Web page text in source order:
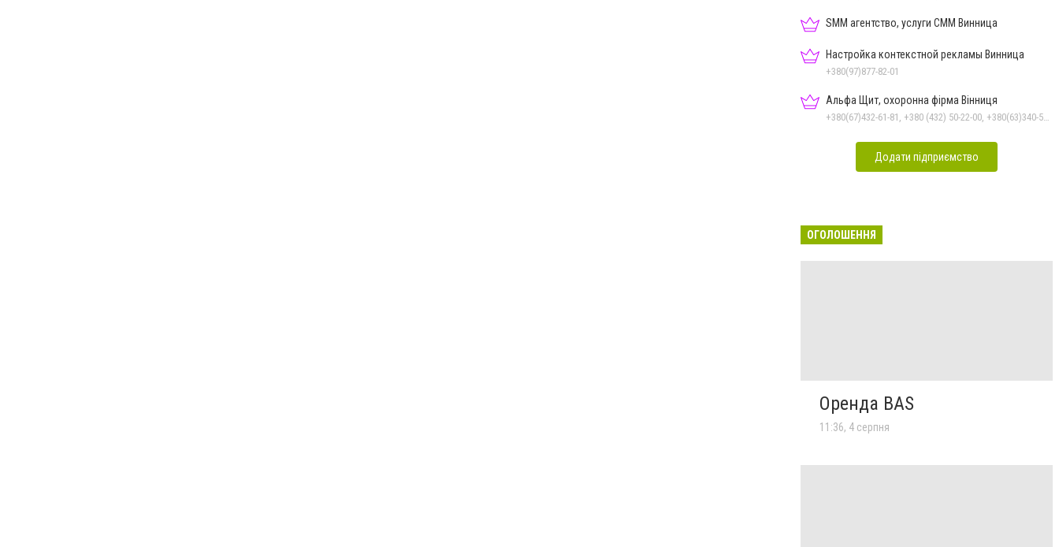
SMM агентство, услуги СММ Винница
Настройка контекстной рекламы Винница
+380(97)877-82-01
Альфа Щит, охоронна фірма Вінниця
+380(67)432-61-81, +380 (432) 50-22-00, +380(63)340-58-58
Додати підприємство
ОГОЛОШЕННЯ
Оренда BAS
11:36, 4 серпня